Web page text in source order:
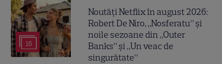
16
Noutăți Netflix în august 2026:
Robert De Niro, „Nosferatu” și
noile sezoane din „Outer
Banks” și „Un veac de
singurătate”